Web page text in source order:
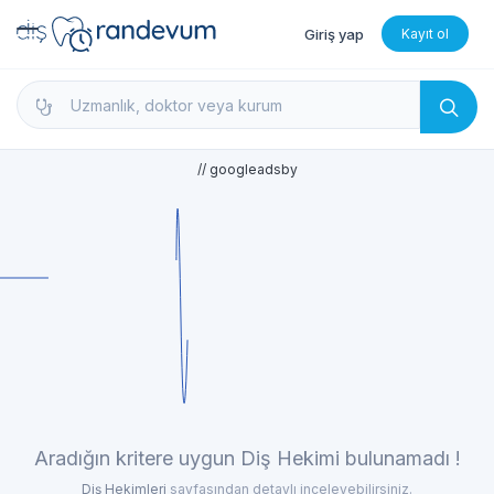
dishekimleri.net - Diş Hekimi Bul, Yorumları İncele
Giriş yap Kayıt ol
// googleadsby
Aradığın kritere uygun Diş Hekimi bulunamadı !
Diş Hekimleri sayfasından detaylı inceleyebilirsiniz.